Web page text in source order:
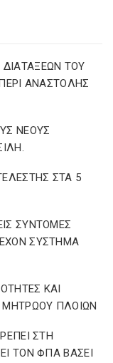
ΤΟΥ
ΑΝΑΣΤΟΛΗΣ
ΝΕΟΥΣ
ΣΤΑ 5
ΣΥΝΤΟΜΕΣ
ΣΥΣΤΗΜΑ
ΚΑΙ
ΜΗΤΡΩΟΥ ΠΛΟΙΩΝ
ΣΤΗ
ΤΟΝ ΦΠΑ ΒΑΣΕΙ